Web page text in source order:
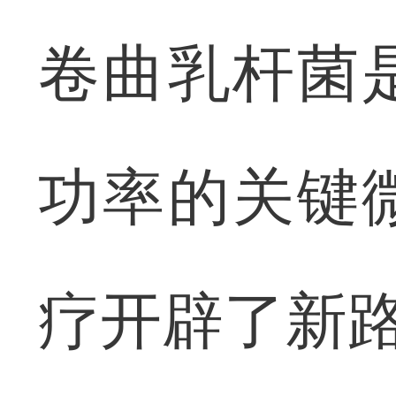
卷曲乳杆菌
功率的关键
疗开辟了新